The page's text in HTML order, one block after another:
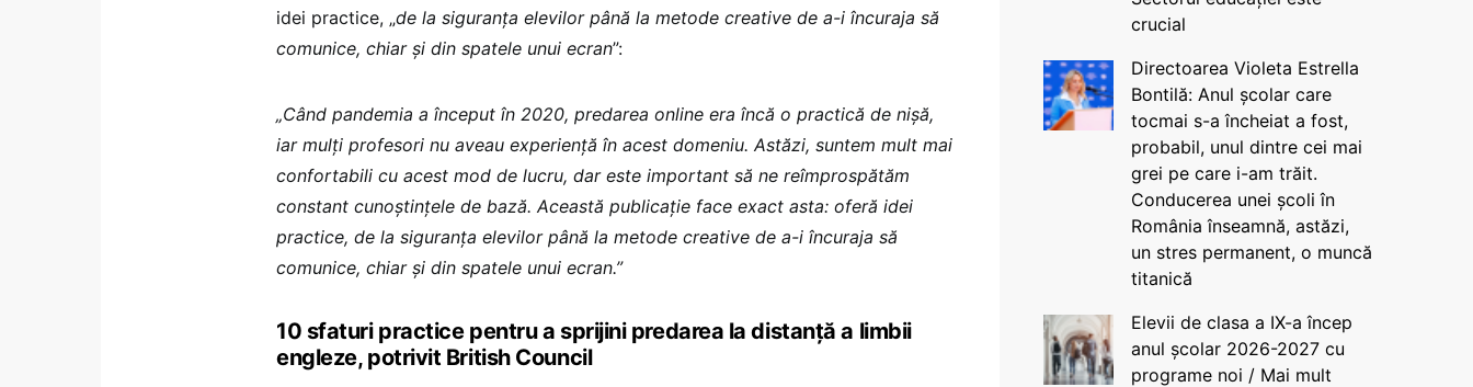
idei practice, „de la siguranța elevilor până la metode creative de a-i încuraja să
comunice, chiar și din spatele unui ecran”:
„Când pandemia a început în 2020, predarea online era încă o practică de nișă,
iar mulți profesori nu aveau experiență în acest domeniu. Astăzi, suntem mult mai
confortabili cu acest mod de lucru, dar este important să ne reîmprospătăm
constant cunoștințele de bază. Această publicație face exact asta: oferă idei
practice, de la siguranța elevilor până la metode creative de a-i încuraja să
comunice, chiar și din spatele unui ecran.”
10 sfaturi practice pentru a sprijini predarea la distanță a limbii
engleze, potrivit British Council
crucial
Directoarea Violeta Estrella
Bontilă: Anul școlar care
tocmai s-a încheiat a fost,
probabil, unul dintre cei mai
grei pe care i-am trăit.
Conducerea unei școli în
România înseamnă, astăzi,
un stres permanent, o muncă
titanică
Elevii de clasa a IX-a încep
anul școlar 2026-2027 cu
programe noi / Mai mult